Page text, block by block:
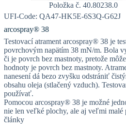
Položka č. 40.80238.0
UFI-Code: QA47-HK5E-6S3Q-G62J
arcospray® 38
Testovací atrament arcospray® 38 je
povrchovým napätím 38 mN/m. Bola
či je povrch bez mastnoty, pretože
hodnoty je povrch bez mastnoty.
nanesení dá bezo zvyšku odstrániť
obsahu oleja (stlačený vzduch).
používať.
Pomocou arcospray® 38 je možné
nie len veľké plochy, ale aj veľmi malé
články